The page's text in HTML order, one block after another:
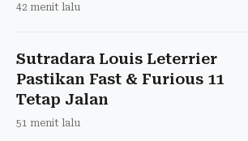
42 menit lalu
Sutradara Louis Leterrier
Pastikan Fast & Furious 11
Tetap Jalan
51 menit lalu